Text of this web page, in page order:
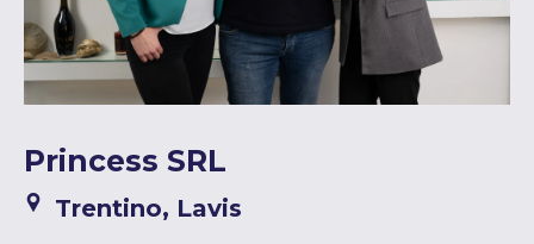
Princess SRL
Trentino, Lavis